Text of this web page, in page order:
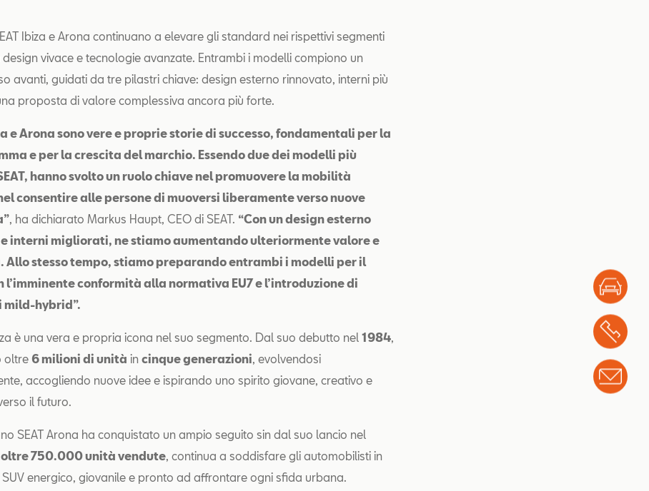
Ibiza e Arona continuano a elevare gli standard nei rispettivi segmenti
vivace e tecnologie avanzate. Entrambi i modelli compiono un
avanti, guidati da tre pilastri chiave: design esterno rinnovato, interni più
proposta di valore complessiva ancora più forte.
e Arona sono vere e proprie storie di successo, fondamentali per la
e per la crescita del marchio. Essendo due dei modelli più
hanno svolto un ruolo chiave nel promuovere la mobilità
consentire alle persone di muoversi liberamente verso nuove
, ha dichiarato Markus Haupt, CEO di SEAT. “Con un design esterno
interni migliorati, ne stiamo aumentando ulteriormente valore e
stesso tempo, stiamo preparando entrambi i modelli per il
l’imminente conformità alla normativa EU7 e l’introduzione di
mild-hybrid”.
è una vera e propria icona nel suo segmento. Dal suo debutto nel 1984,
oltre 6 milioni di unità in cinque generazioni, evolvendosi
accogliendo nuove idee e ispirando uno spirito giovane, creativo e
il futuro.
SEAT Arona ha conquistato un ampio seguito sin dal suo lancio nel
oltre 750.000 unità vendute, continua a soddisfare gli automobilisti in
SUV energico, giovanile e pronto ad affrontare ogni sfida urbana.